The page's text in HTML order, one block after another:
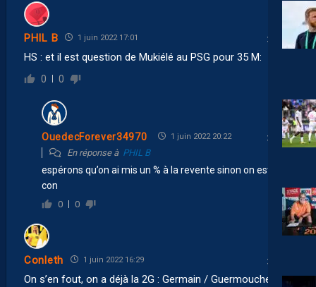
PHIL B 1 juin 2022 17:01
HS : et il est question de Mukiélé au PSG pour 35 M:
0 0
OuedecForever34970 1 juin 2022 20:22
En réponse à PHIL B
espérons qu’on ai mis un % à la revente sinon on est bien
con
0 0
Conleth 1 juin 2022 16:29
On s’en fout, on a déjà la 2G : Germain / Guermouche.